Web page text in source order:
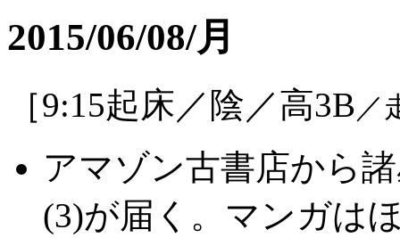
2015/06/08/月
［9:15起床／陰／高3B ／
アマゾン古書店から
(3)が届く。マンガは